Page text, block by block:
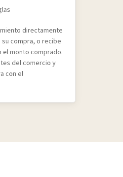
directamente
su compra, o recibe
monto comprado.
del comercio y
con el